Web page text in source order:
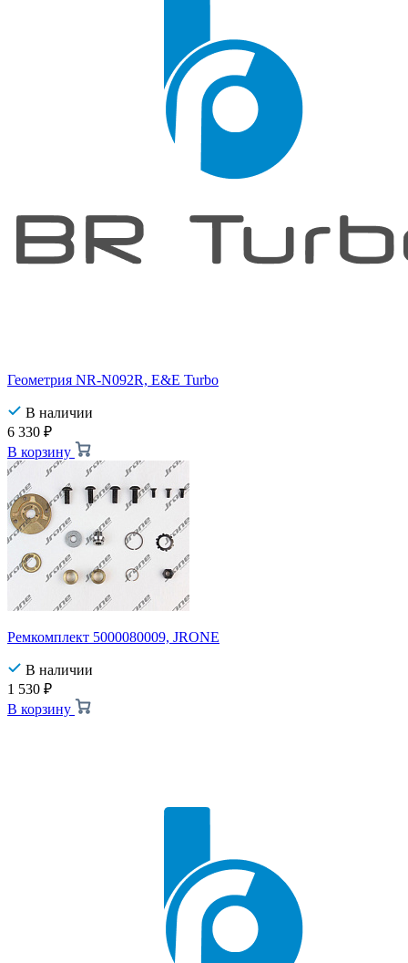
Геометрия NR-N092R, E&E Turbo
В наличии
6 330 ₽
В корзину
Ремкомплект 5000080009, JRONE
В наличии
1 530 ₽
В корзину